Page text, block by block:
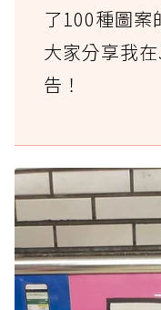
了100種圖案
大家分享我
告！